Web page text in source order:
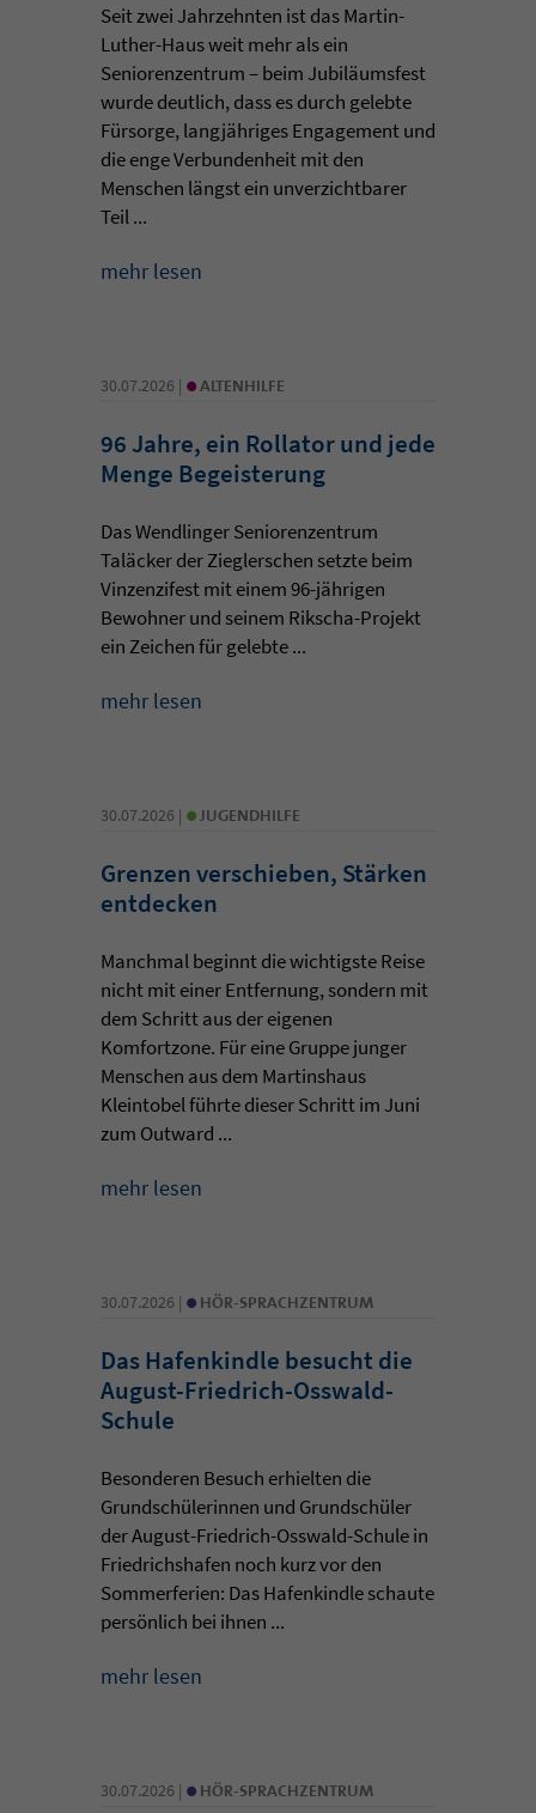
Seit zwei Jahrzehnten ist das Martin-
Luther-Haus weit mehr als ein
Seniorenzentrum – beim Jubiläumsfest
wurde deutlich, dass es durch gelebte
Fürsorge, langjähriges Engagement und
die enge Verbundenheit mit den
Menschen längst ein unverzichtbarer
Teil ...
mehr lesen
30.07.2026 | • ALTENHILFE
96 Jahre, ein Rollator und jede
Menge Begeisterung
Das Wendlinger Seniorenzentrum
Taläcker der Zieglerschen setzte beim
Vinzenzifest mit einem 96-jährigen
Bewohner und seinem Rikscha-Projekt
ein Zeichen für gelebte ...
mehr lesen
30.07.2026 | • JUGENDHILFE
Grenzen verschieben, Stärken
entdecken
Manchmal beginnt die wichtigste Reise
nicht mit einer Entfernung, sondern mit
dem Schritt aus der eigenen
Komfortzone. Für eine Gruppe junger
Menschen aus dem Martinshaus
Kleintobel führte dieser Schritt im Juni
zum Outward ...
mehr lesen
30.07.2026 | • HÖR-SPRACHZENTRUM
Das Hafenkindle besucht die
August-Friedrich-Osswald-
Schule
Besonderen Besuch erhielten die
Grundschülerinnen und Grundschüler
der August-Friedrich-Osswald-Schule in
Friedrichshafen noch kurz vor den
Sommerferien: Das Hafenkindle schaute
persönlich bei ihnen ...
mehr lesen
30.07.2026 | • HÖR-SPRACHZENTRUM